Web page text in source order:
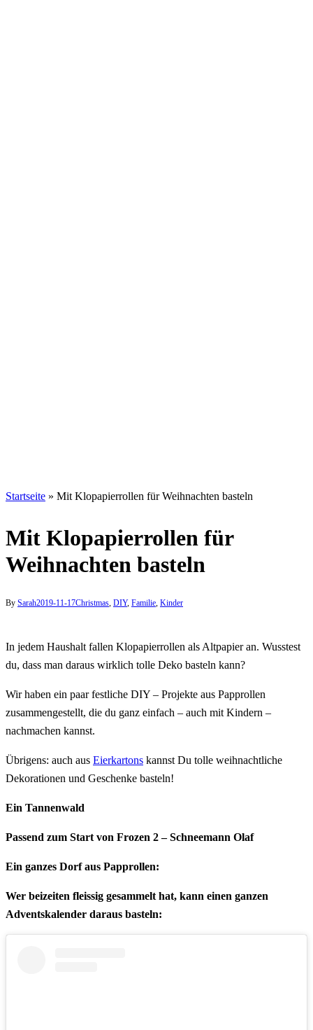
Startseite » Mit Klopapierrollen für Weihnachten basteln
Mit Klopapierrollen für
Weihnachten basteln
By Sarah2019-11-17Christmas, DIY, Familie, Kinder
In jedem Haushalt fallen Klopapierrollen als Altpapier an. Wusstest
du, dass man daraus wirklich tolle Deko basteln kann?
Wir haben ein paar festliche DIY – Projekte aus Papprollen
zusammengestellt, die du ganz einfach – auch mit Kindern –
nachmachen kannst.
Übrigens: auch aus Eierkartons kannst Du tolle weihnachtliche
Dekorationen und Geschenke basteln!
Ein Tannenwald
Passend zum Start von Frozen 2 – Schneemann Olaf
Ein ganzes Dorf aus Papprollen:
Wer beizeiten fleissig gesammelt hat, kann einen ganzen
Adventskalender daraus basteln: